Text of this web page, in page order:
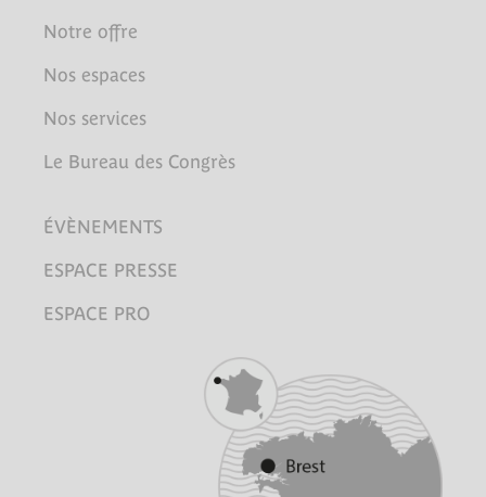
Notre offre
Nos espaces
Nos services
Le Bureau des Congrès
ÉVÈNEMENTS
ESPACE PRESSE
ESPACE PRO